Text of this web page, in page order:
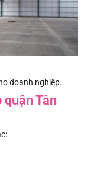
doanh nghiệp.
Tân